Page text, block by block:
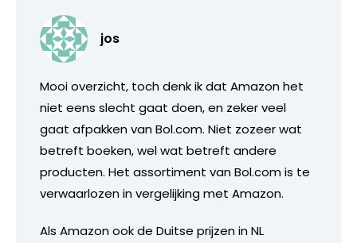
jos
Mooi overzicht, toch denk ik dat Amazon het
niet eens slecht gaat doen, en zeker veel
gaat afpakken van Bol.com. Niet zozeer wat
betreft boeken, wel wat betreft andere
producten. Het assortiment van Bol.com is te
verwaarlozen in vergelijking met Amazon.
Als Amazon ook de Duitse prijzen in NL